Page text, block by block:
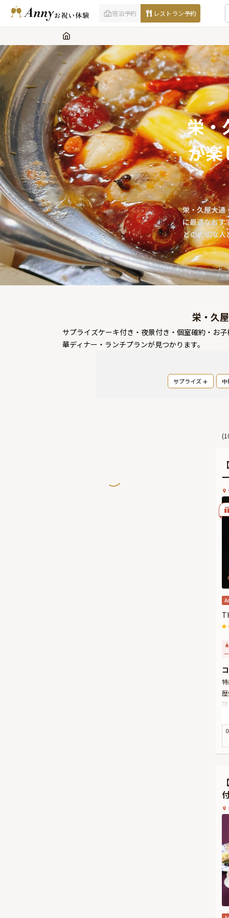
宿泊予約 レストラン予約
栄・
が楽
栄・久屋大通
に最適なおす
どの大切な人
栄・久
サプライズケーキ付き・夜景付き・個室確約・お
華ディナー・ランチプランが見つかります。
サプライズ 中
(